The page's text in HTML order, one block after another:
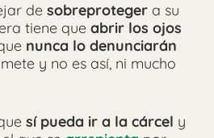
de sobreproteger a su
tiene que abrir los ojos
nunca lo denunciarán
y no es así, ni mucho
sí pueda ir a la cárcel y